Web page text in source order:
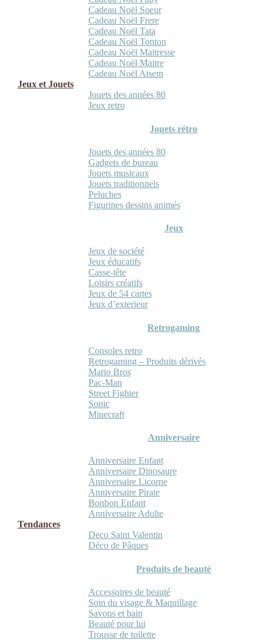
Cadeau Noël Soeur
Cadeau Noël Frere
Cadeau Noël Tata
Cadeau Noël Tonton
Cadeau Noël Maitresse
Cadeau Noël Maitre
Cadeau Noël Atsem
Jeux et Jouets
Jouets des années 80
Jeux retro
Jouets rétro
Jouets des années 80
Gadgets de bureau
Jouets musicaux
Jouets traditionnels
Peluches
Figurines dessins animés
Jeux
Jeux de société
Jeux éducatifs
Casse-tête
Loisirs créatifs
Jeux de 54 cartes
Jeux d’exterieur
Retrogaming
Consoles retro
Retrogaming – Produits dérivés
Mario Bros
Pac-Man
Street Fighter
Sonic
Minecraft
Anniversaire
Anniversaire Enfant
Anniversaire Dinosaure
Anniversaire Licorne
Anniversaire Pirate
Bonbon Enfant
Anniversaire Adulte
Tendances
Deco Saint Valentin
Déco de Pâques
Produits de beauté
Accessoires de beauté
Soin du visage & Maquillage
Savons et bain
Beauté pour lui
Trousse de toilette